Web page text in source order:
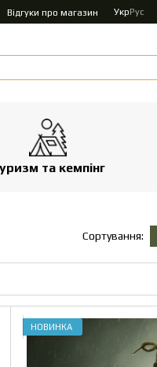
Відгуки про магазин УкрРус
та кемпінг
Сортування:
НОВИНКА